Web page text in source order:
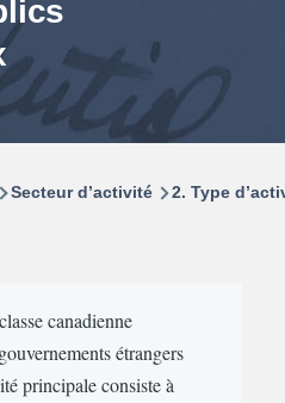
Secteur d’activité 2. Type
canadienne
étrangers
principale consiste à